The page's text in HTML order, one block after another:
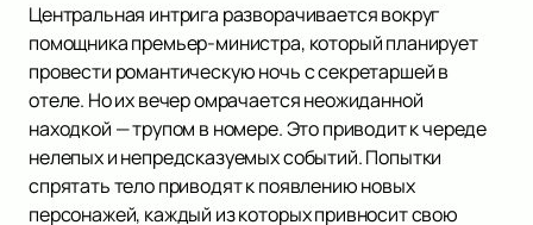
Центральная интрига разворачивается вокруг
помощника премьер-министра, который планирует
провести романтическую ночь с секретаршей в
отеле. Но их вечер омрачается неожиданной
находкой — трупом в номере. Это приводит к череде
нелепых и непредсказуемых событий. Попытки
спрятать тело приводят к появлению новых
персонажей, каждый из которых привносит свою